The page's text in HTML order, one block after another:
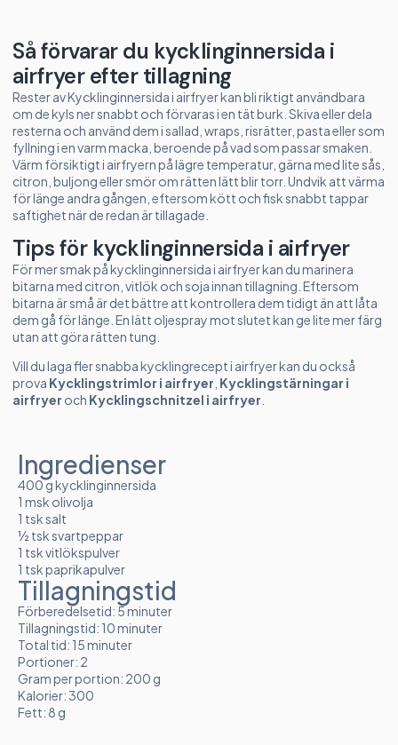
Så förvarar du kycklinginnersida i
airfryer efter tillagning
Rester av Kycklinginnersida i airfryer kan bli riktigt användbara
om de kyls ner snabbt och förvaras i en tät burk. Skiva eller dela
resterna och använd dem i sallad, wraps, risrätter, pasta eller som
fyllning i en varm macka, beroende på vad som passar smaken.
Värm försiktigt i airfryern på lägre temperatur, gärna med lite sås,
citron, buljong eller smör om rätten lätt blir torr. Undvik att värma
för länge andra gången, eftersom kött och fisk snabbt tappar
saftighet när de redan är tillagade.
Tips för kycklinginnersida i airfryer
För mer smak på kycklinginnersida i airfryer kan du marinera
bitarna med citron, vitlök och soja innan tillagning. Eftersom
bitarna är små är det bättre att kontrollera dem tidigt än att låta
dem gå för länge. En lätt oljespray mot slutet kan ge lite mer färg
utan att göra rätten tung.
Vill du laga fler snabba kycklingrecept i airfryer kan du också
prova Kycklingstrimlor i airfryer Kycklingstärningar i
airfryer och Kycklingschnitzel i airfryer
Ingredienser
400 g kycklinginnersida
1 msk olivolja
1 tsk salt
½ tsk svartpeppar
1 tsk vitlökspulver
1 tsk paprikapulver
Tillagningstid
Förberedelsetid: 5 minuter
Tillagningstid: 10 minuter
Total tid: 15 minuter
Portioner: 2
Gram per portion: 200 g
Kalorier: 300
Fett: 8 g